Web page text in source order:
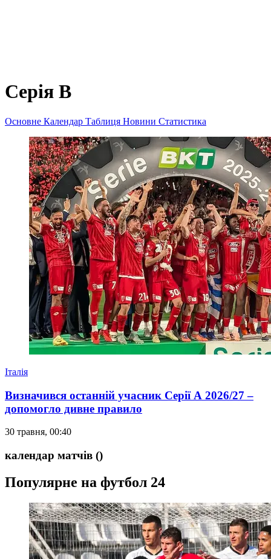
Серія B
Основне Календар Таблиця Новини Статистика
Італія
Визначився останній учасник Серії А 2026/27 –
допомогло дивне правило
30 травня, 00:40
календар матчів ()
Популярне на футбол 24